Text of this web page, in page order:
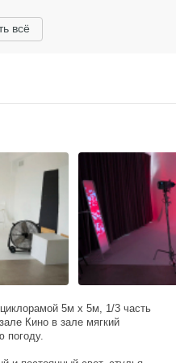
всё
5м х 5м, 1/3 часть
Кино в зале мягкий
погоду.